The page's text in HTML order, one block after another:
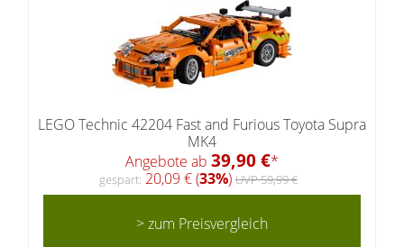
LEGO Technic 42204 Fast and Furious Toyota Supra
MK4
Angebote ab 39,90 €*
gespart: 20,09 € (33%) UVP 59,99 €
> zum Preisvergleich